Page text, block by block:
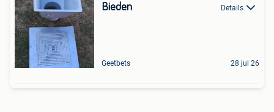
Bieden Details
Geetbets 28 jul 26